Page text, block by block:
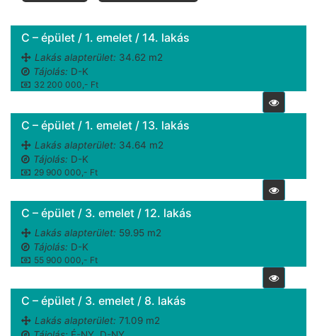
C – épület / 1. emelet / 14. lakás
Lakás alapterület: 34.62 m2
Tájolás: D-K
32 200 000,- Ft
C – épület / 1. emelet / 13. lakás
Lakás alapterület: 34.64 m2
Tájolás: D-K
29 900 000,- Ft
C – épület / 3. emelet / 12. lakás
Lakás alapterület: 59.95 m2
Tájolás: D-K
55 900 000,- Ft
C – épület / 3. emelet / 8. lakás
Lakás alapterület: 71.09 m2